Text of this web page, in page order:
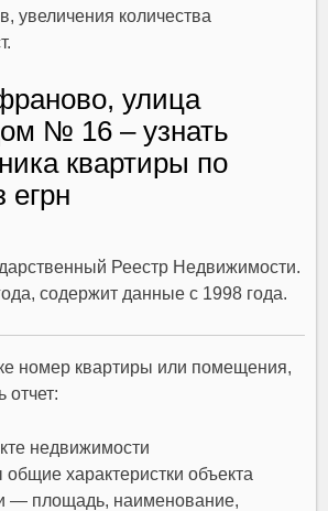
увеличения количества
улица
№ 16 – узнать
квартиры по
егрн
Реестр Недвижимости.
содержит данные с 1998 года.
номер квартиры или помещения,
отчет:
недвижимости
общие характеристки объекта
— площадь, наименование,